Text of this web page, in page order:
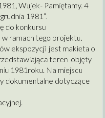
Wujek- Pamiętamy. 4
1981”.
do konkursu
ramach tego projektu.
ekspozycji jest makieta o
teren objęty
1981roku. Na miejscu
dokumentalne dotyczące